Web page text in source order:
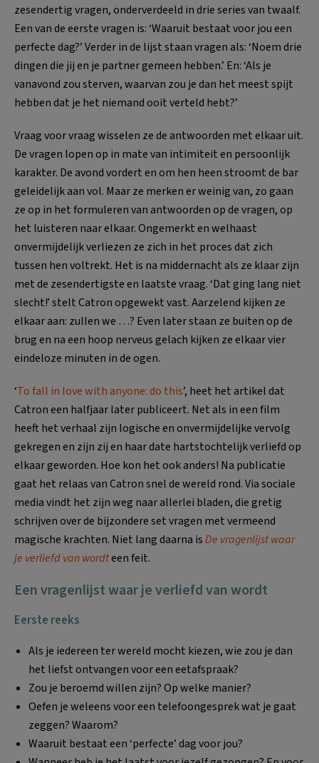
zesendertig vragen, onderverdeeld in drie series van twaalf.
Een van de eerste vragen is: ‘Waaruit bestaat voor jou een
perfecte dag?’ Verder in de lijst staan vragen als: ‘Noem drie
dingen die jij en je partner gemeen hebben.’ En: ‘Als je
vanavond zou sterven, waarvan zou je dan het meest spijt
hebben dat je het niemand ooit verteld hebt?’
Vraag voor vraag wisselen ze de antwoorden met elkaar uit.
De vragen lopen op in mate van intimiteit en persoonlijk
karakter. De avond vordert en om hen heen stroomt de bar
geleidelijk aan vol. Maar ze merken er weinig van, zo gaan
ze op in het formuleren van antwoorden op de vragen, op
het luisteren naar elkaar. Ongemerkt en welhaast
onvermijdelijk verliezen ze zich in het proces dat zich
tussen hen voltrekt. Het is na middernacht als ze klaar zijn
met de zesendertigste en laatste vraag. ‘Dat ging lang niet
slecht!’ stelt Catron opgewekt vast. Aarzelend kijken ze
elkaar aan: zullen we …? Even later staan ze buiten op de
brug en na een hoop nerveus gelach kijken ze elkaar vier
eindeloze minuten in de ogen.
‘To fall in love with anyone: do this’, heet het artikel dat
Catron een halfjaar later publiceert. Net als in een film
heeft het verhaal zijn logische en onvermijdelijke vervolg
gekregen en zijn zij en haar date hartstochtelijk verliefd op
elkaar geworden. Hoe kon het ook anders! Na publicatie
gaat het relaas van Catron snel de wereld rond. Via sociale
media vindt het zijn weg naar allerlei bladen, die gretig
schrijven over de bijzondere set vragen met vermeend
magische krachten. Niet lang daarna isDe vragenlijst waar
je verliefd van wordteen feit.
Een vragenlijst waar je verliefd van wordt
Eerste reeks
Als je iedereen ter wereld mocht kiezen, wie zou je dan
het liefst ontvangen voor een eetafspraak?
Zou je beroemd willen zijn? Op welke manier?
Oefen je weleens voor een telefoongesprek wat je gaat
zeggen? Waarom?
Waaruit bestaat een ‘perfecte’ dag voor jou?